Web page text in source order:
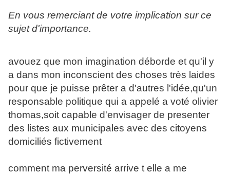
En vous remerciant de votre implication sur ce
sujet d'importance.
avouez que mon imagination déborde et qu'il y
a dans mon inconscient des choses très laides
pour que je puisse prêter a d'autres l'idée,qu'un
responsable politique qui a appelé a voté olivier
thomas,soit capable d'envisager de presenter
des listes aux municipales avec des citoyens
domiciliés fictivement
comment ma perversité arrive t elle a me